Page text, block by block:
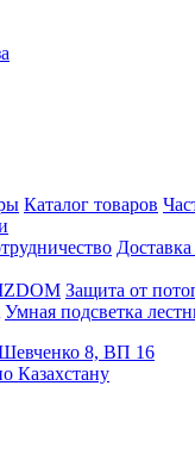
Каталог товаров
Защита от
Умная подсветка
Шевченко 8, ВП 16
Казахстану